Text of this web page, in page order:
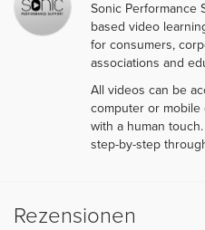
Sonic Performance
based video
for consumers,
associations and
All videos can be
computer or mobile
with a human
step-by-step
Rezensionen